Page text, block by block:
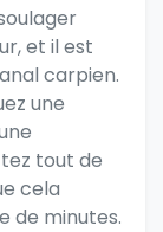
et il est
carpien.
une
tout de
cela
de minutes.